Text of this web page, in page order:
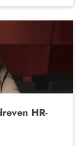
HR-